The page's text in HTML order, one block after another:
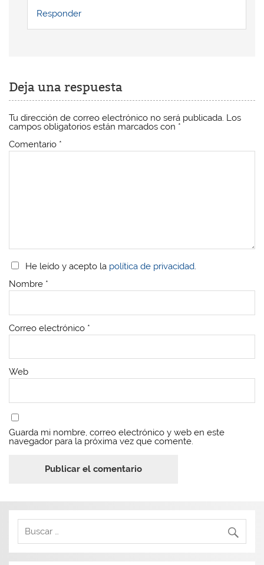
Responder
Deja una respuesta
Tu dirección de correo electrónico no será publicada. Los
campos obligatorios están marcados con *
Comentario *
He leído y acepto la política de privacidad.
Nombre *
Correo electrónico *
Web
Guarda mi nombre, correo electrónico y web en este
navegador para la próxima vez que comente.